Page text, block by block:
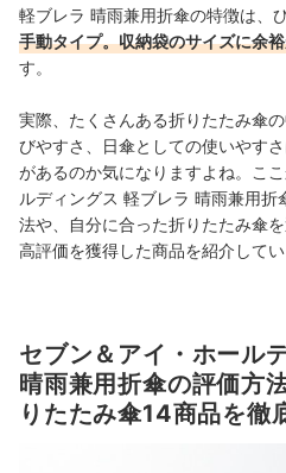
軽ブレラ 晴雨兼用折傘の特徴は、
手動タイプ。収納袋のサイズに余
す。
実際、たくさんある折りたたみ傘
びやすさ、日傘としての使いやす
があるのか気になりますよね。こ
ルディングス 軽ブレラ 晴雨兼用
法や、自分に合った折りたたみ傘
高評価を獲得した商品を紹介してい
セブン＆アイ・ホール
晴雨兼用折傘の評価方
りたたみ傘14商品を徹